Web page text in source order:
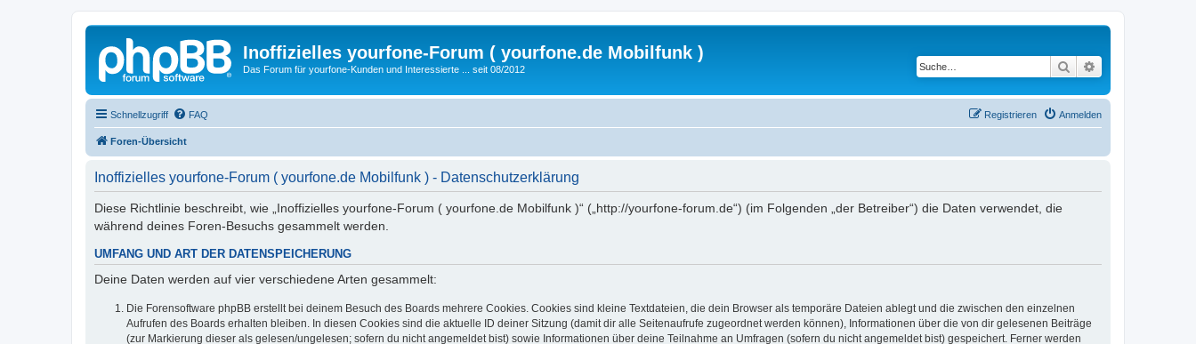
Inoffizielles yourfone-Forum ( yourfone.de Mobilfunk )
Das Forum für yourfone-Kunden und Interessierte ... seit 08/2012 Suche
Schnellzugriff FAQ Anmelden
Registrieren
Foren-Übersicht
Inoffizielles yourfone-Forum ( yourfone.de Mobilfunk ) - Datenschutzerklärung
Diese Richtlinie beschreibt, wie „Inoffizielles yourfone-Forum ( yourfone.de Mobilfunk )“ („http://yourfone-forum.de“) (im Folgenden „der Betreiber“) die Daten verwendet, die
während deines Foren-Besuchs gesammelt werden.
UMFANG UND ART DER DATENSPEICHERUNG
Deine Daten werden auf vier verschiedene Arten gesammelt:
Die Forensoftware phpBB erstellt bei deinem Besuch des Boards mehrere Cookies. Cookies sind kleine Textdateien, die dein Browser als temporäre Dateien ablegt und die zwischen den einzelnen
Aufrufen des Boards erhalten bleiben. In diesen Cookies sind die aktuelle ID deiner Sitzung (damit dir alle Seitenaufrufe zugeordnet werden können), Informationen über die von dir gelesenen Beiträge
(zur Markierung dieser als gelesen/ungelesen; sofern du nicht angemeldet bist) sowie Informationen über deine Teilnahme an Umfragen (sofern du nicht angemeldet bist) gespeichert. Ferner werden